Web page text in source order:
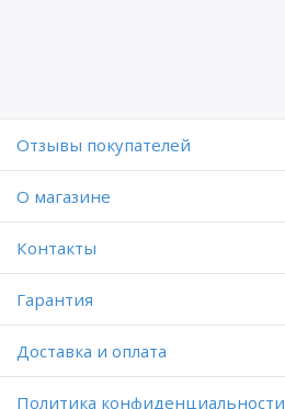
Отзывы покупателей
O магазине
Контакты
Гарантия
Доставка и оплата
Политика конфиденциальности